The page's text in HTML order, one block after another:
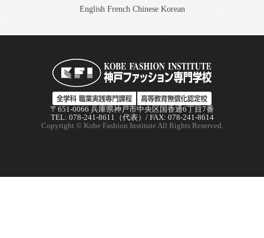
English French Chinese Korean
〒651-0066 兵庫県神戸市中央区国香通6丁目7番
TEL: 078-241-8611（代表）/ FAX: 078-241-8614
Copyright © Kobe Fashion Institute All Rights Reserved.